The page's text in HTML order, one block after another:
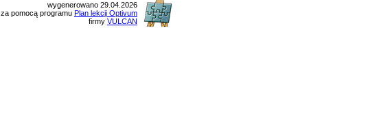
wygenerowano 29.04.2026
za pomocą programu Plan lekcji Optivum
firmy VULCAN